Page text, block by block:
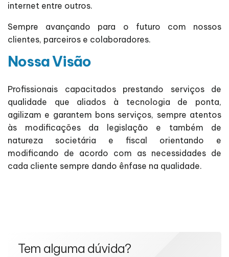
internet entre outros.
Sempre avançando para o futuro com nossos
clientes, parceiros e colaboradores.
Nossa Visão
Profissionais capacitados prestando serviços de
qualidade que aliados à tecnologia de ponta,
agilizam e garantem bons serviços, sempre atentos
às modificações da legislação e também de
natureza societária e fiscal orientando e
modificando de acordo com as necessidades de
cada cliente sempre dando ênfase na qualidade.
Tem alguma dúvida?